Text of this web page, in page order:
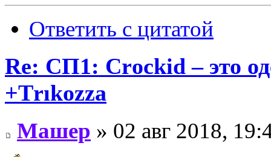
Ответить с цитатой
Re: СП1: Сrосkid – это
+Тrıkоzza
Машер » 02 авг 2018,